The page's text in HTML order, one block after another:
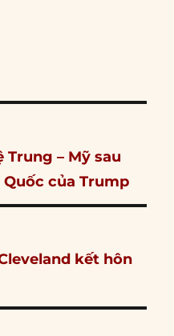
Trung – Mỹ sau
của Trump
kết hôn